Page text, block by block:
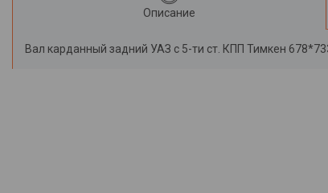
Описание
Вал карданный задний УАЗ с 5-ти ст. КПП Тимкен